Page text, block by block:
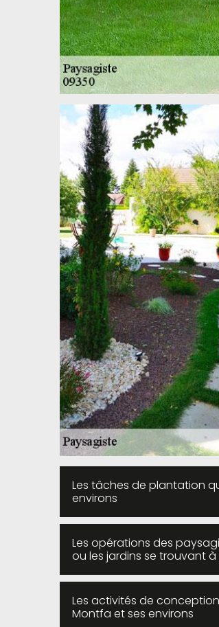
Les tâches de plantation
environs
Les opérations des
ou les jardins se trouvant
Les activités de
Montfa et ses environs